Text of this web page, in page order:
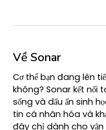
Về Sonar
Cơ thể bạn đang lên
không? Sonar kết nối
sống và dấu ấn sinh
tin cá nhân hóa và
đây chỉ dành cho